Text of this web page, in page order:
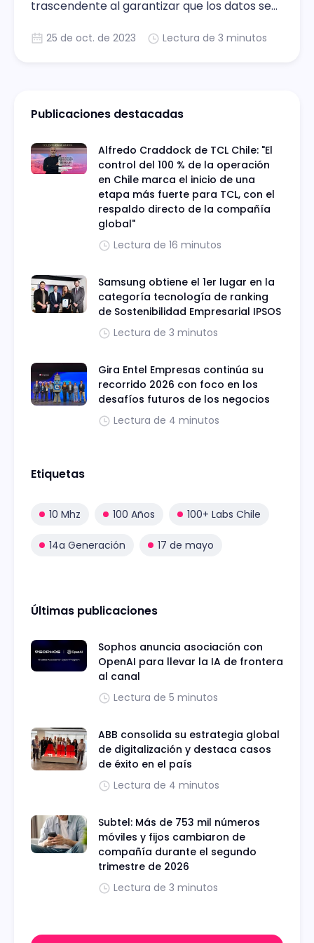
trascendente al garantizar que los datos se
de decisiones.
25 de oct. de 2023 Lectura de 3 minutos
Publicaciones destacadas
Alfredo Craddock de TCL Chile: "El
control del 100 % de la operación
en Chile marca el inicio de una
etapa más fuerte para TCL, con el
respaldo directo de la compañía
global"
Lectura de 16 minutos
Samsung obtiene el 1er lugar en la
categoría tecnología de ranking
de Sostenibilidad Empresarial IPSOS
Lectura de 3 minutos
Gira Entel Empresas continúa su
recorrido 2026 con foco en los
desafíos futuros de los negocios
Lectura de 4 minutos
Etiquetas
10 Mhz 100 Años 100+ Labs Chile
14a Generación 17 de mayo
Últimas publicaciones
Sophos anuncia asociación con
OpenAI para llevar la IA de frontera
al canal
Lectura de 5 minutos
ABB consolida su estrategia global
de digitalización y destaca casos
de éxito en el país
Lectura de 4 minutos
Subtel: Más de 753 mil números
móviles y fijos cambiaron de
compañía durante el segundo
trimestre de 2026
Lectura de 3 minutos